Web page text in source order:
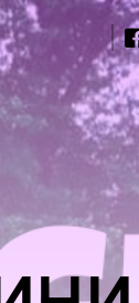
Всі категорії